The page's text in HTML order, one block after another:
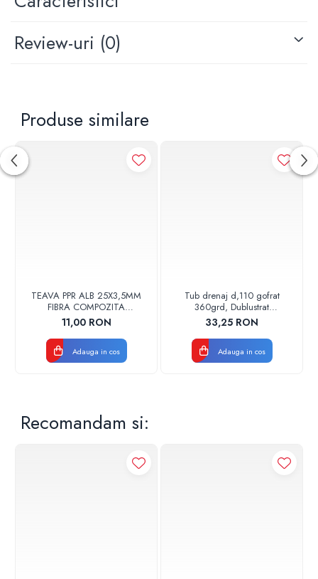
Review-uri (0)
Produse similare
TEAVA PPR ALB 25X3,5MM
FIBRA COMPOZITA
10033025004
VALDUOTHERM VALROM
11,00 RON
Adauga in cos
Tub drenaj d,110 gofrat
360grd, Dublustrat
verde/negru 110152 Drainkit
33,25 RON
Adauga in cos
Recomandam si: